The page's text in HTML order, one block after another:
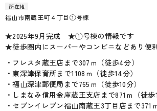
所在地
福山市南蔵王町４丁目①号棟
★2025年9月完成 ★①号棟の情報です
★徒歩圏内にスーパーやコンビニなどあり便
・フレスタ蔵王店まで307ｍ（徒歩4分）
・東深津保育所まで1108ｍ（徒歩14分）
・福山深津郵便局まで765ｍ（徒歩10分）
・しまなみ信用金庫蔵王支店まで871ｍ（徒歩
・セブンイレブン福山南蔵王3丁目店まで371